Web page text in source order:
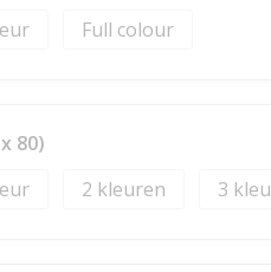
Full colour
80)
2 3